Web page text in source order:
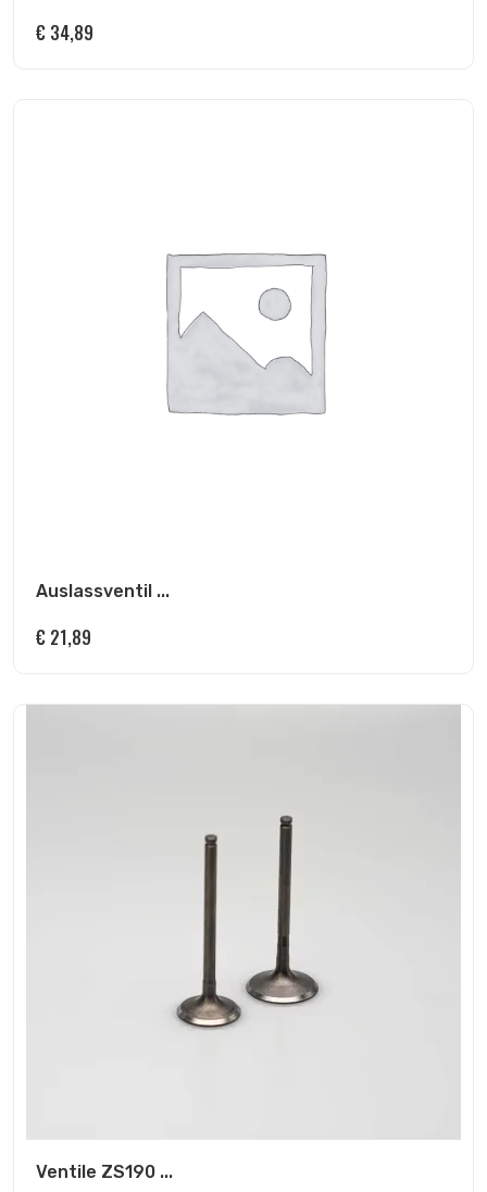
€ 34,89
Auslassventil ...
€ 21,89
Ventile ZS190 ...